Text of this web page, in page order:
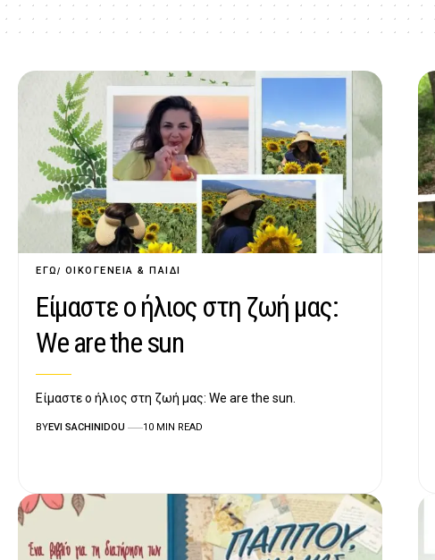
ΕΓΏ ΟΙΚΟΓΈΝΕΙΑ & ΠΑΙΔΊ
Είμαστε ο ήλιος στη ζωή μας:
We are the sun
Είμαστε ο ήλιος στη ζωή μας: We are the sun.
BYEVI SACHINIDOU 10 MIN READ